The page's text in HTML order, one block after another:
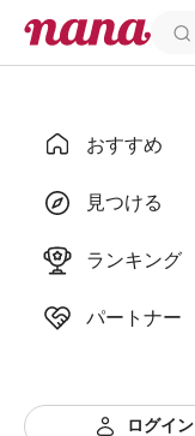
おすすめ
見つける
ランキング
パートナー
ログイン